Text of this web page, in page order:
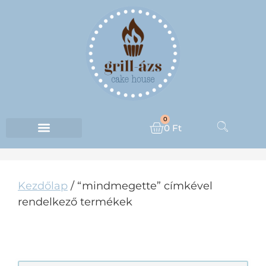
0 Ft
0
Kezdőlap / “mindmegette” címkével
rendelkező termékek